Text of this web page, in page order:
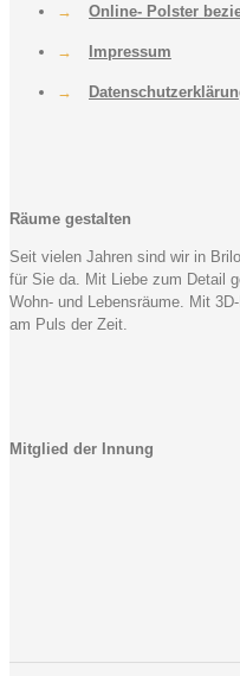
→ Online- Polster
→ Impressum
→
Räume gestalten
Seit vielen Jahren sind wir in
für Sie da. Mit Liebe zum Detail
Wohn- und Lebensräume. Mit
am Puls der Zeit.
Mitglied der Innung